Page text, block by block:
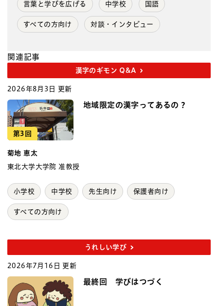
言葉と学びを広げる 中学校 国語
すべての方向け 対談・インタビュー
関連記事
漢字のギモン Q&A
2026年8月3日 更新
第3回
地域限定の漢字ってあるの？
菊地 恵太
東北大学大学院 准教授
小学校 中学校 先生向け 保護者向け
すべての方向け
うれしい学び
2026年7月16日 更新
最終回 学びはつづく